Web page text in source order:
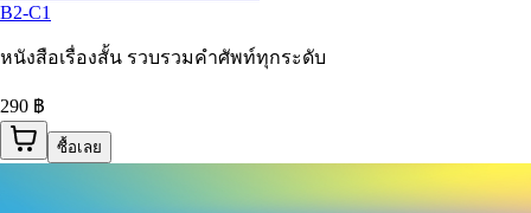
B2-C1
หนังสือเรื่องสั้น รวบรวมคำศัพท์ทุกระดับ
290 ฿
ซื้อเลย